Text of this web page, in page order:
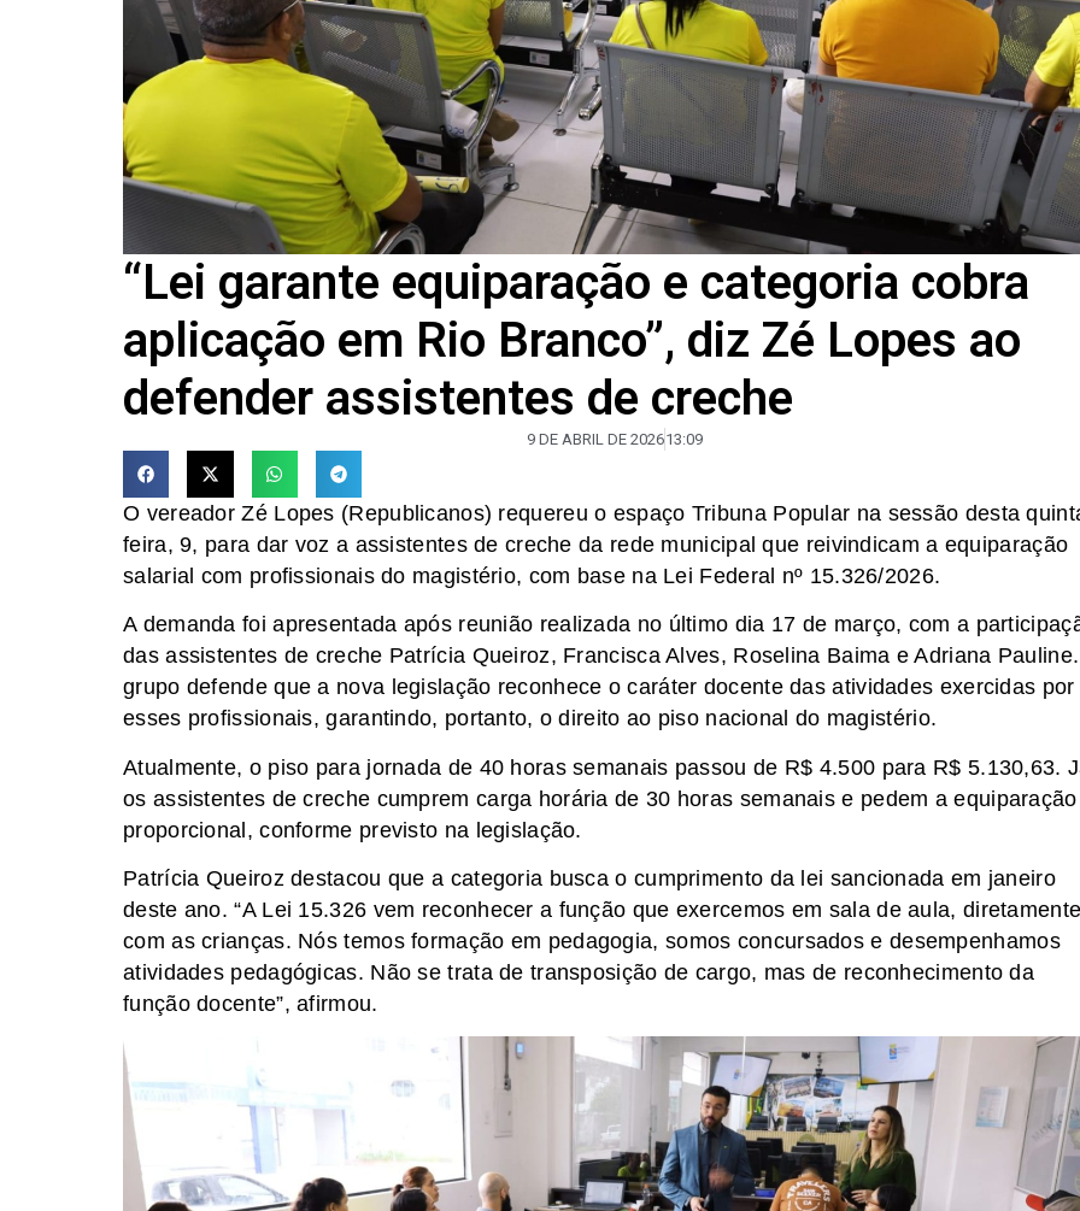
“Lei garante equiparação e categoria cobra
aplicação em Rio Branco”, diz Zé Lopes ao
defender assistentes de creche
9 DE ABRIL DE 202613:09
O vereador Zé Lopes (Republicanos) requereu o espaço Tribuna Popular na sessão desta
feira, 9, para dar voz a assistentes de creche da rede municipal que reivindicam a equiparação
salarial com profissionais do magistério, com base na Lei Federal nº 15.326/2026.
A demanda foi apresentada após reunião realizada no último dia 17 de março, com a
das assistentes de creche Patrícia Queiroz, Francisca Alves, Roselina Baima e Adriana
grupo defende que a nova legislação reconhece o caráter docente das atividades exercidas por
esses profissionais, garantindo, portanto, o direito ao piso nacional do magistério.
Atualmente, o piso para jornada de 40 horas semanais passou de R$ 4.500 para R$ 5.130,63.
os assistentes de creche cumprem carga horária de 30 horas semanais e pedem a equiparação
proporcional, conforme previsto na legislação.
Patrícia Queiroz destacou que a categoria busca o cumprimento da lei sancionada em janeiro
deste ano. “A Lei 15.326 vem reconhecer a função que exercemos em sala de aula,
com as crianças. Nós temos formação em pedagogia, somos concursados e desempenhamos
atividades pedagógicas. Não se trata de transposição de cargo, mas de reconhecimento da
função docente”, afirmou.